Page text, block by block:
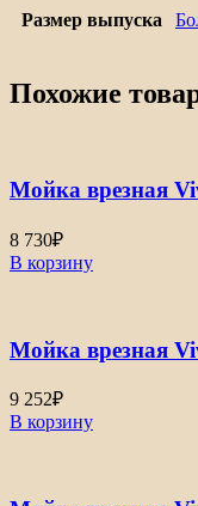
Размер выпуска
Похожие
Мойка врезная
8 730₽
В корзину
Мойка врезная
9 252₽
В корзину